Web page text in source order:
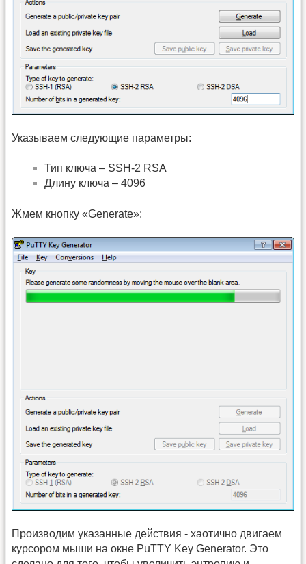
Указываем следующие параметры:
Тип ключа – SSH-2 RSA
Длину ключа – 4096
Жмем кнопку «Generate»:
Производим указанные действия - хаотично двигаем
курсором мыши на окне PuTTY Key Generator. Это